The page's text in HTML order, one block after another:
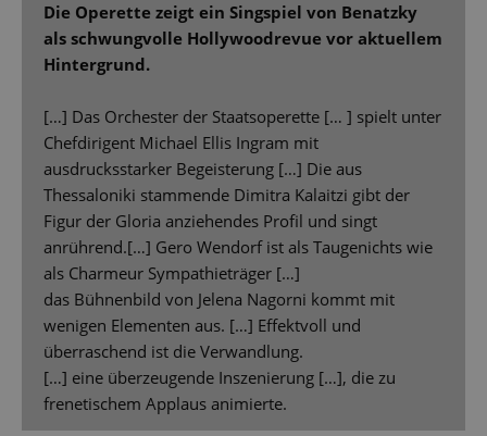
Die Operette zeigt ein Singspiel von Benatzky
als schwungvolle Hollywoodrevue vor aktuellem
Hintergrund.
[…] Das Orchester der Staatsoperette [… ] spielt unter
Chefdirigent Michael Ellis Ingram mit
ausdrucksstarker Begeisterung […] Die aus
Thessaloniki stammende Dimitra Kalaitzi gibt der
Figur der Gloria anziehendes Profil und singt
anrührend.[…] Gero Wendorf ist als Taugenichts wie
als Charmeur Sympathieträger […]
das Bühnenbild von Jelena Nagorni kommt mit
wenigen Elementen aus. […] Effektvoll und
überraschend ist die Verwandlung.
[…] eine überzeugende Inszenierung […], die zu
frenetischem Applaus animierte.